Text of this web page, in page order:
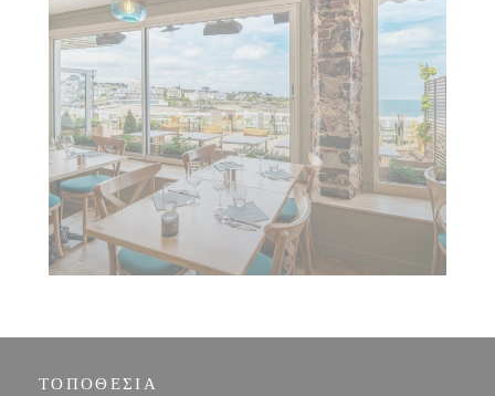
ΤΟΠΟΘΕΣΊΑ